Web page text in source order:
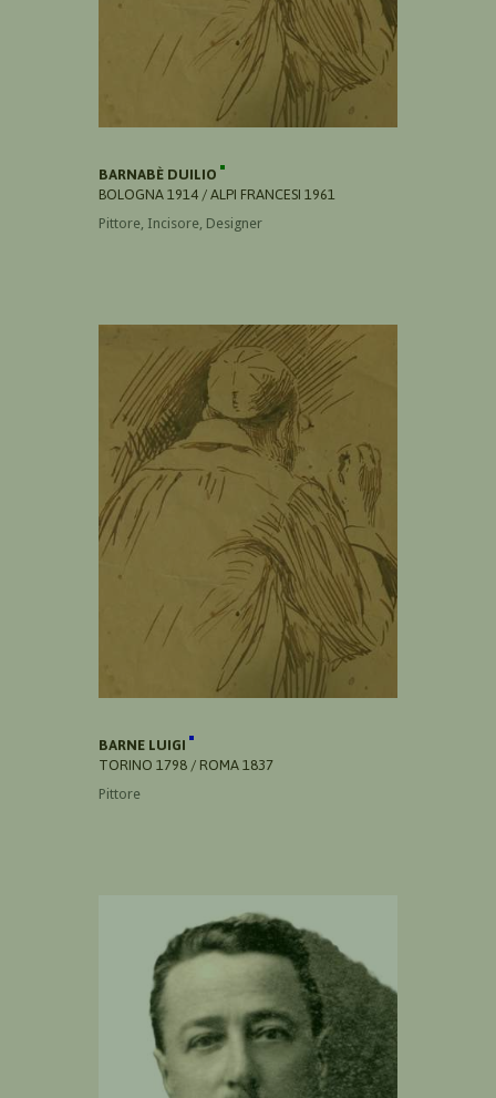
BARNABÈ DUILIO
BOLOGNA 1914 / ALPI FRANCESI 1961
Pittore, Incisore, Designer
BARNE LUIGI
TORINO 1798 / ROMA 1837
Pittore